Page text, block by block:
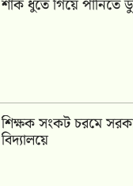
শাক ধুতে গিয়ে পানিতে
শিক্ষক সংকট চরমে
বিদ্যালয়ে